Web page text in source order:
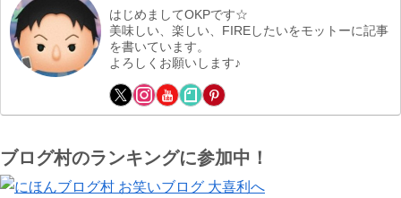
はじめましてOKPです☆
美味しい、楽しい、FIREしたいをモットーに記事
を書いています。
よろしくお願いします♪
ブログ村のランキングに参加中！